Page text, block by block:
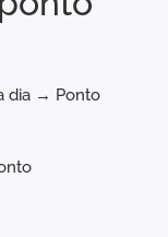
dia → Ponto